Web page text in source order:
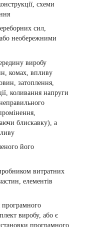
схеми
сил,
необережними
виробу
комах, впливу
затоплення,
коливання напруги
блискавку), а
його
витратних
елементів
програмного
виробу, або є
програмного